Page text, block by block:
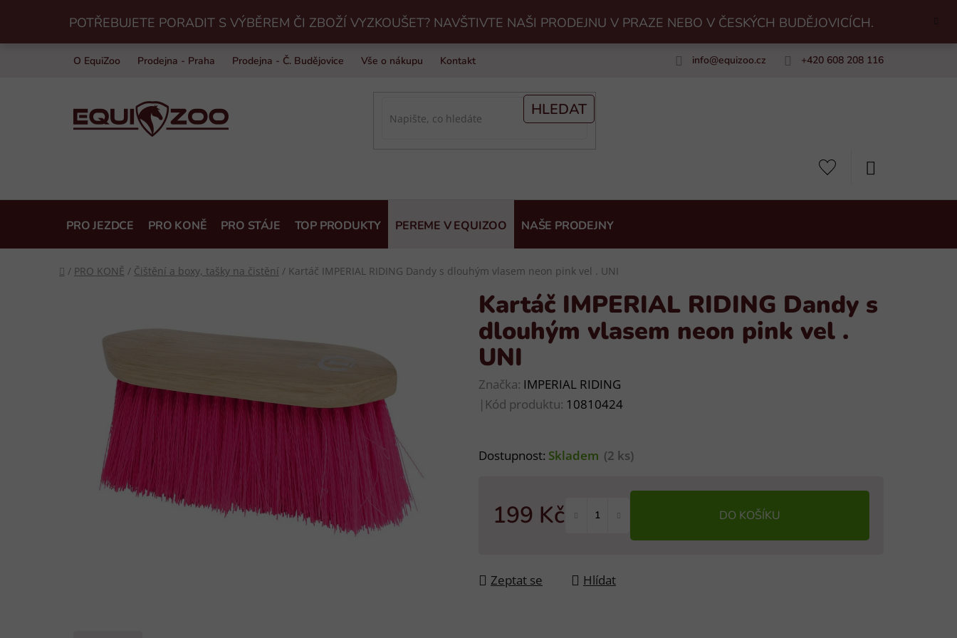
obsah
POTŘEBUJETE PORADIT S VÝBĚREM ČI ZBOŽÍ VYZKOUŠET? NAVŠTIVTE NAŠI PRODEJNU V PRAZE NEBO V ČESKÝCH BUDĚJOVICÍCH.
O EquiZoo Prodejna - Praha Prodejna - Č. Budějovice Vše o nákupu Kontakt info@equizoo.cz +420 608 208 116
HLEDAT
PRO JEZDCE PRO KONĚ PRO STÁJE TOP PRODUKTY PEREME V EQUIZOO NAŠE PRODEJNY
Domů
/ PRO KONĚ / Čištění a boxy, tašky na čistění / Kartáč IMPERIAL RIDING Dandy s dlouhým vlasem neon pink vel . UNI
Kartáč IMPERIAL RIDING Dandy s
dlouhým vlasem neon pink vel .
UNI
Značka: IMPERIAL RIDING
| Kód produktu: 10810424
Dostupnost: Skladem (2 ks)
199 Kč DO KOŠÍKU
Zeptat se Hlídat